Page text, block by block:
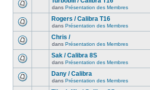
dans Présentation des Membres
Rogers / Calibra T16
dans Présentation des Membres
Chris /
dans Présentation des Membres
Sak / Calibra 8S
dans Présentation des Membres
Dany / Calibra
dans Présentation des Membres